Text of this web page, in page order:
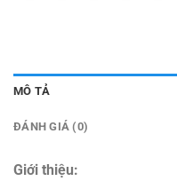
MÔ TẢ
ĐÁNH GIÁ (0)
Giới thiệu: